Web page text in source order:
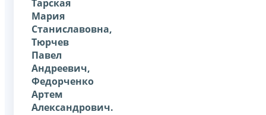
Тарская
Мария
Станиславовна,
Тюрчев
Павел
Андреевич,
Федорченко
Артем
Александрович.